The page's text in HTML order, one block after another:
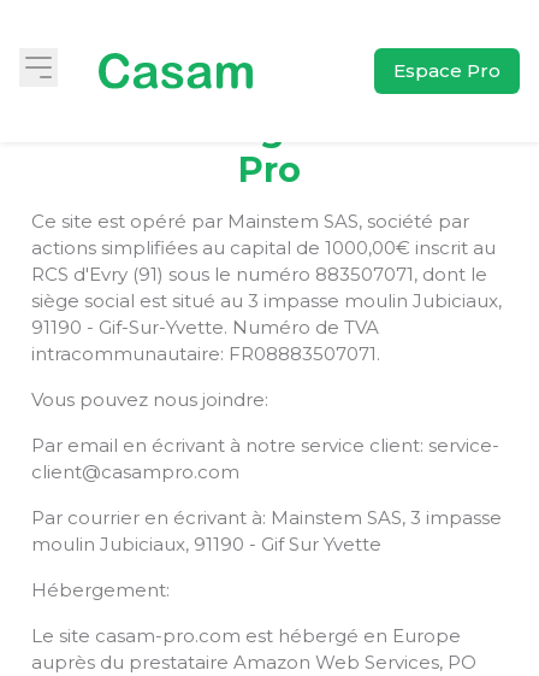
Espace Pro
Pro
Ce site est opéré par Mainstem SAS, société par
actions simplifiées au capital de 1000,00€ inscrit au
RCS d'Evry (91) sous le numéro 883507071, dont le
siège social est situé au 3 impasse moulin Jubiciaux,
91190 - Gif-Sur-Yvette. Numéro de TVA
intracommunautaire: FR08883507071.
Vous pouvez nous joindre:
Par email en écrivant à notre service client: service-
client@casampro.com
Par courrier en écrivant à: Mainstem SAS, 3 impasse
moulin Jubiciaux, 91190 - Gif Sur Yvette
Hébergement:
Le site casam-pro.com est hébergé en Europe
auprès du prestataire Amazon Web Services, PO